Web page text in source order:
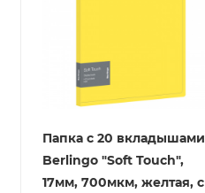
Папка с 20 вкладышами
Berlingo "Soft Touch",
17мм, 700мкм, желтая, с